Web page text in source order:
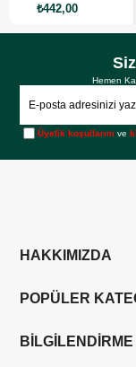
₺442,00
Hemen
Üyelik koşullarını ve
HAKKIMIZDA
POPÜLER
BİLGİLENDİRME